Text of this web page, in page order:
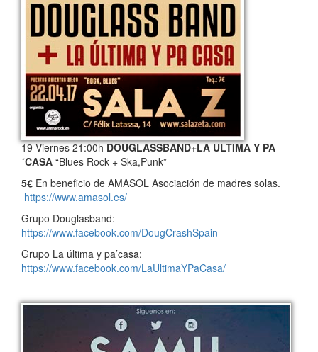
19 Viernes 21:00hDOUGLASSBAND+LA ULTIMA Y PA
´CASA “Blues Rock + Ska,Punk”
5€ En beneficio de AMASOL Asociación de madres solas.
https://www.amasol.es/
Grupo Douglasband:
https://www.facebook.com/DougCrashSpain
Grupo La última y pa’casa:
https://www.facebook.com/LaUltimaYPaCasa/